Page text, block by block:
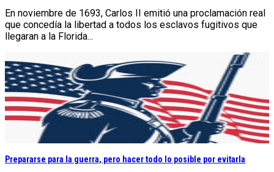
En noviembre de 1693, Carlos II emitió una proclamación real
que concedía la libertad a todos los esclavos fugitivos que
llegaran a la Florida...
Prepararse para la guerra, pero hacer todo lo posible por evitarla